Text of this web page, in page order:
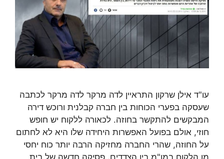
עו"ד אילן שרקון התראיין לדה מרקר לדה מרקר לכתבה
שעסקה בפערי הכוחות בין חברה קבלנית ורוכש דירה
המבקשים להתקשר בחוזה. לכאורה ללקוח יש חופש
חוזי, אולם בפועל האפשרות היחידה שלו היא לא לחתום
על החוזה, שהרי החברה מחזיקה הרבה יותר כוח יחסי